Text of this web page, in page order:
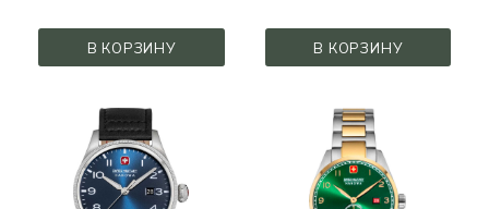
В КОРЗИНУ В КОРЗИНУ